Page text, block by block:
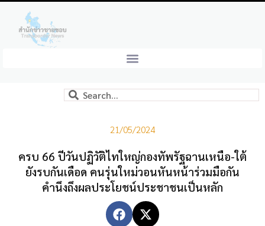
21/05/2024
ครบ 66 ปีวันปฏิวัติไทใหญ่กองทัพรัฐฉานเหนือ-ใต้
ยังรบกันเดือด คนรุ่นใหม่วอนหันหน้าร่วมมือกัน
คำนึงถึงผลประโยชน์ประชาชนเป็นหลัก